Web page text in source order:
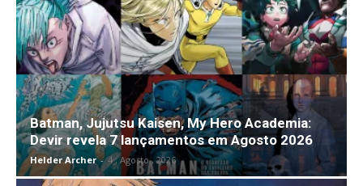
Batman, Jujutsu Kaisen, My Hero Academia:
Devir revela 7 lançamentos em Agosto 2026
Helder Archer - 4 , Agosto , 2026